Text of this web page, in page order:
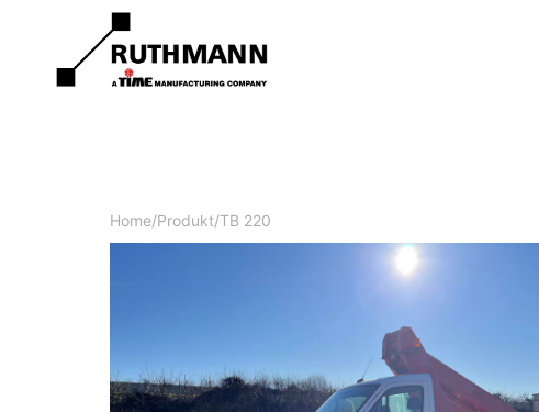
Home/Produkt/TB 220